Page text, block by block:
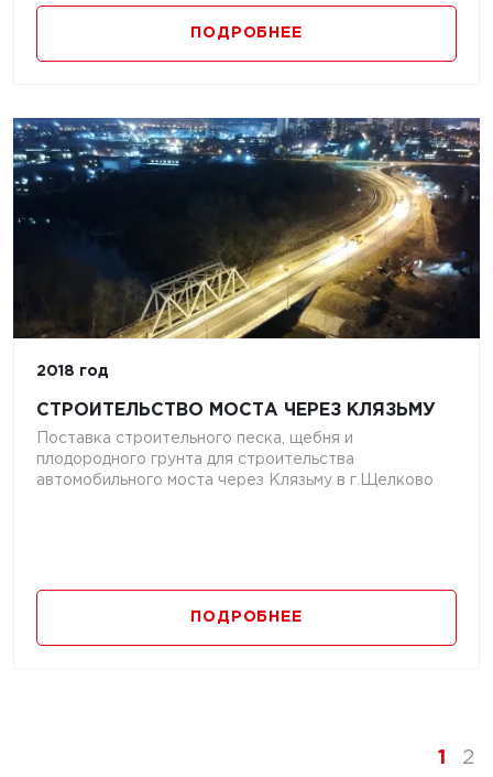
ПОДРОБНЕЕ
2018 год
СТРОИТЕЛЬСТВО МОСТА ЧЕРЕЗ КЛЯЗЬМУ
Поставка строительного песка, щебня и
плодородного грунта для строительства
автомобильного моста через Клязьму в г.Щелково
ПОДРОБНЕЕ
1 2